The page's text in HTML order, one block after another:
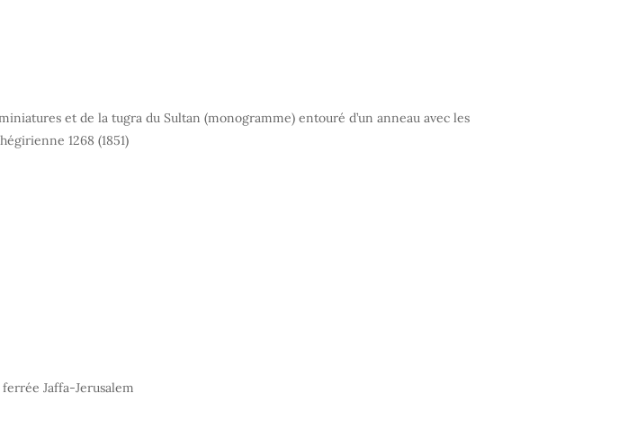
et de la tugra du Sultan (monogramme) entouré d’un anneau avec les
1268 (1851)
Jaffa-Jerusalem